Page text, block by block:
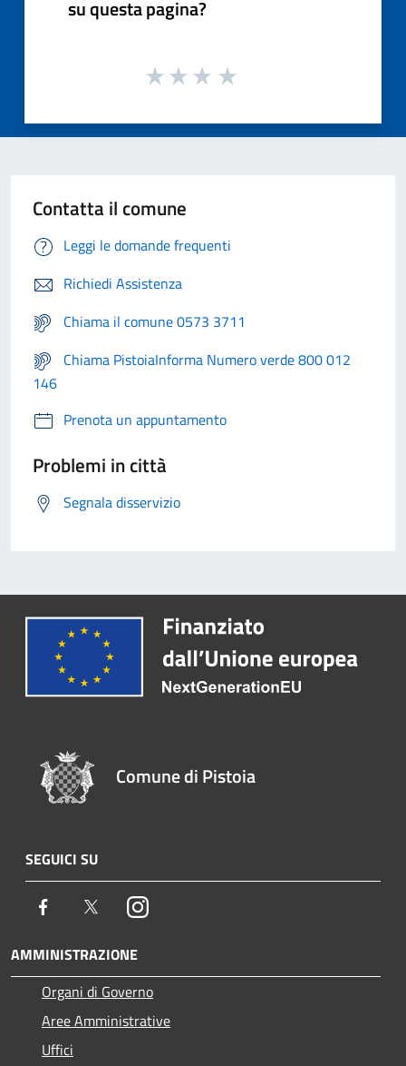
su questa pagina?
Contatta il comune
Leggi le domande frequenti
Richiedi Assistenza
Chiama il comune 0573 3711
Chiama PistoiaInforma Numero verde 800 012
146
Prenota un appuntamento
Problemi in città
Segnala disservizio
Comune di Pistoia
SEGUICI SU
Facebook TwitterInstagram
AMMINISTRAZIONE
Organi di Governo
Aree Amministrative
Uffici